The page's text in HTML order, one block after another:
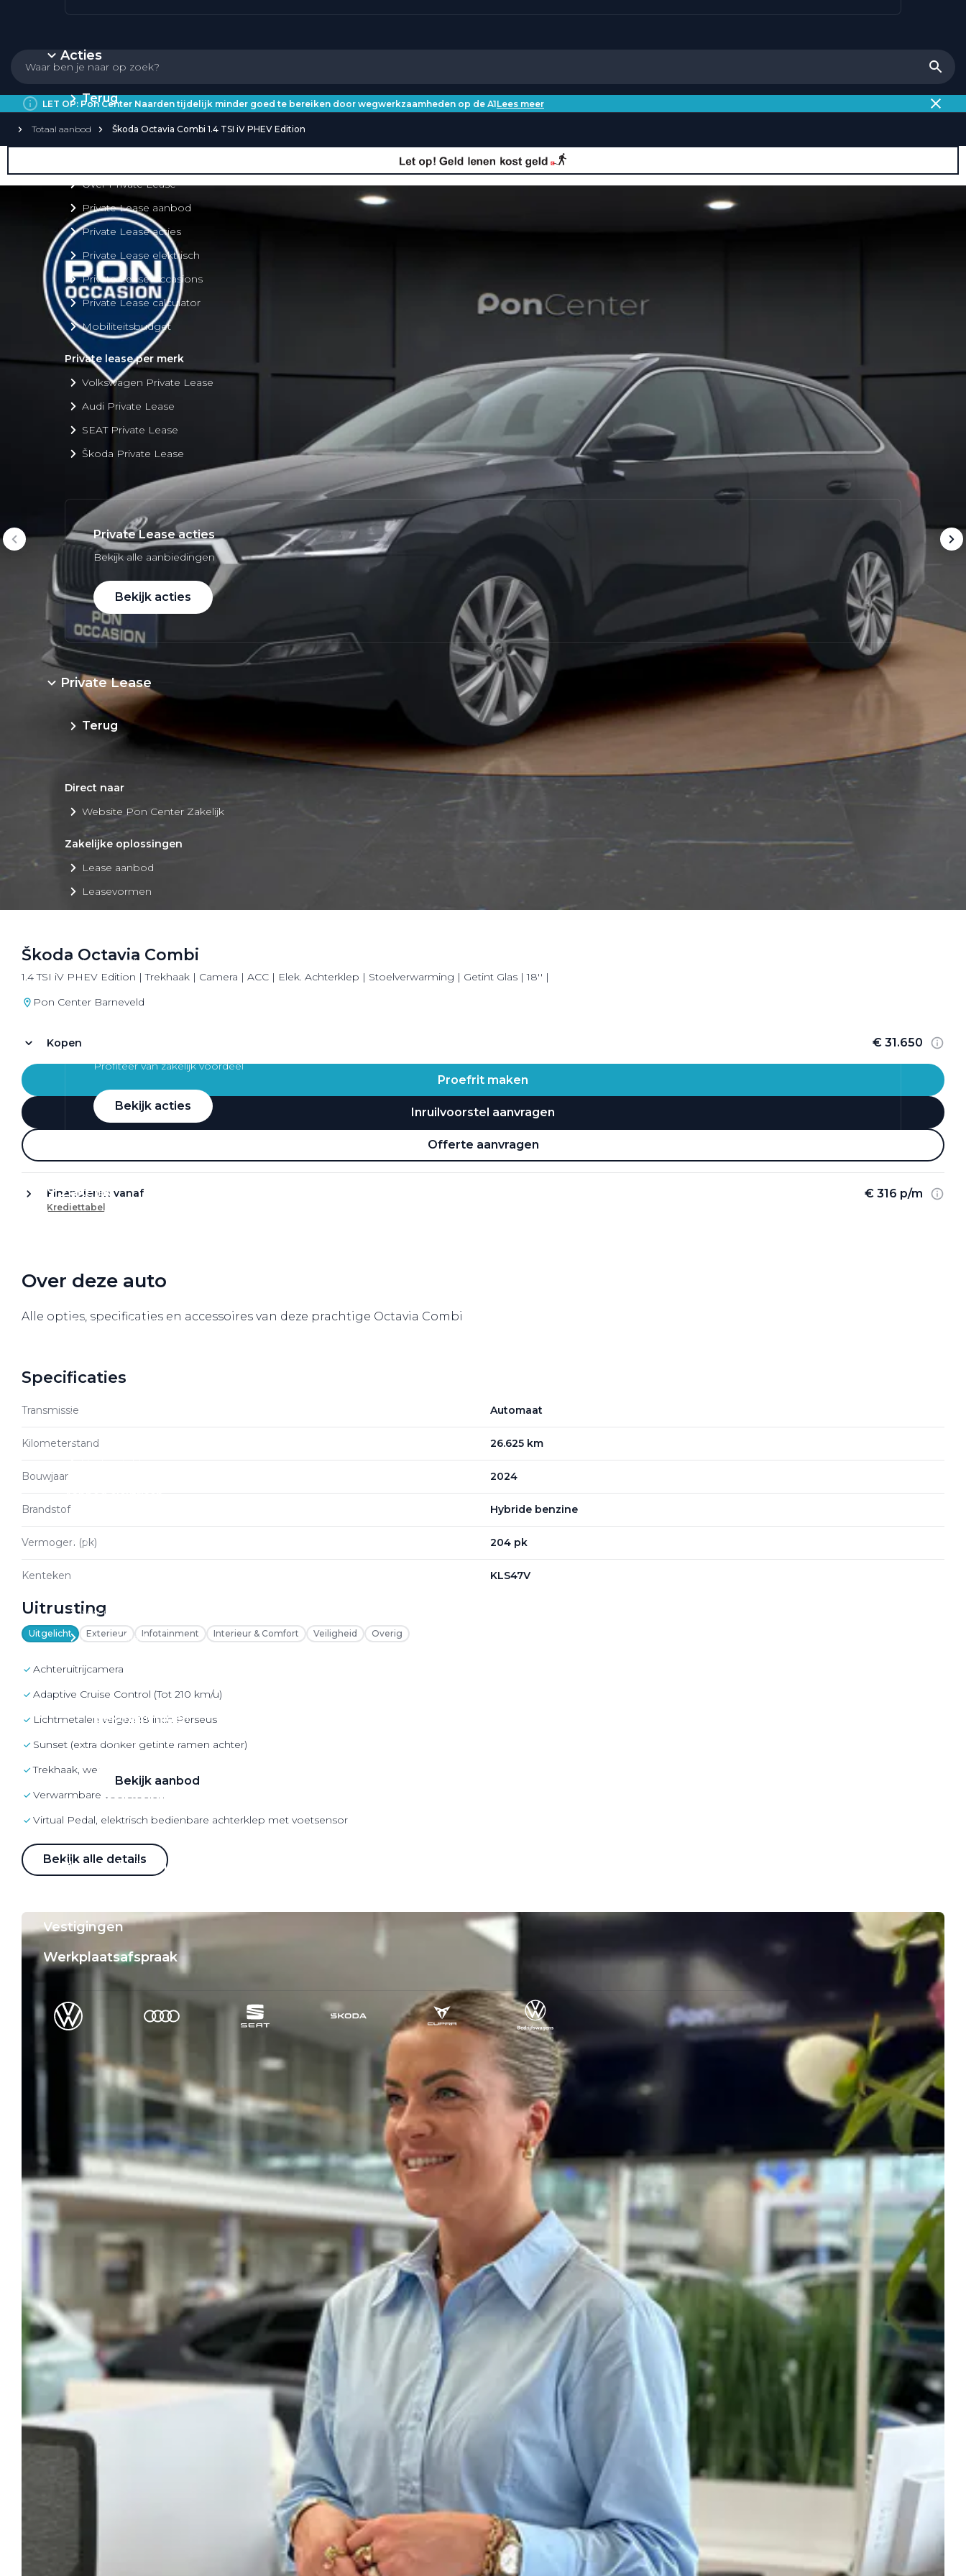
Acties
Terug
Over Private Lease
Private Lease aanbod
Private Lease acties
Private Lease elektrisch
Private Lease occasions
Private Lease calculator
Mobiliteitsbudget
Private lease per merk
Volkswagen Private Lease
Audi Private Lease
SEAT Private Lease
Škoda Private Lease
Private Lease acties
Bekijk alle aanbiedingen
Bekijk acties
Private Lease
Terug
Direct naar
Website Pon Center Zakelijk
Zakelijke oplossingen
Lease aanbod
Leasevormen
Lease a Bike
Profiteer van zakelijk voordeel
Bekijk acties
Zakelijk
Over elektrisch rijden
Onderhoud en kosten
Voordelen
Veelgestelde vragen
Aanbod elektrisch
Audi
VW Bedrijfswagens
Alle elektrische auto's
Elektrisch rijden
Bekijk ons aanbod
Bekijk aanbod
Elektrisch rijden
Vestigingen
Werkplaatsafspraak
LET OP: Pon Center Naarden tijdelijk minder goed te bereiken door wegwerkzaamheden op de A1Lees meer
Totaal aanbod Škoda Octavia Combi 1.4 TSI iV PHEV Edition
Škoda Octavia Combi
1.4 TSI iV PHEV Edition | Trekhaak | Camera | ACC | Elek. Achterklep | Stoelverwarming | Getint Glas | 18'' |
Pon Center Barneveld
Kopen € 31.650
Proefrit maken
Inruilvoorstel aanvragen
Offerte aanvragen
Financieren vanaf € 316 p/m
Krediettabel
Over deze auto
Alle opties, specificaties en accessoires van deze prachtige Octavia Combi
Specificaties
Transmissie Automaat
Kilometerstand 26.625 km
Bouwjaar 2024
Brandstof Hybride benzine
Vermogen (pk) 204 pk
Kenteken KLS47V
Uitrusting
Uitgelicht Exterieur Infotainment Interieur & Comfort Veiligheid Overig
Achteruitrijcamera
Adaptive Cruise Control (Tot 210 km/u)
Lichtmetalen velgen 18 inch Perseus
Sunset (extra donker getinte ramen achter)
Trekhaak, wegklapbaar
Verwarmbare voorstoelen
Virtual Pedal, elektrisch bedienbare achterklep met voetsensor
Bekijk alle details